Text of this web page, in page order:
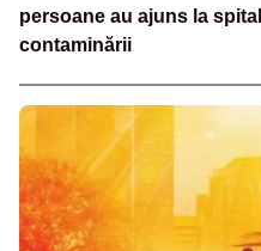
persoane au ajuns la
contaminării